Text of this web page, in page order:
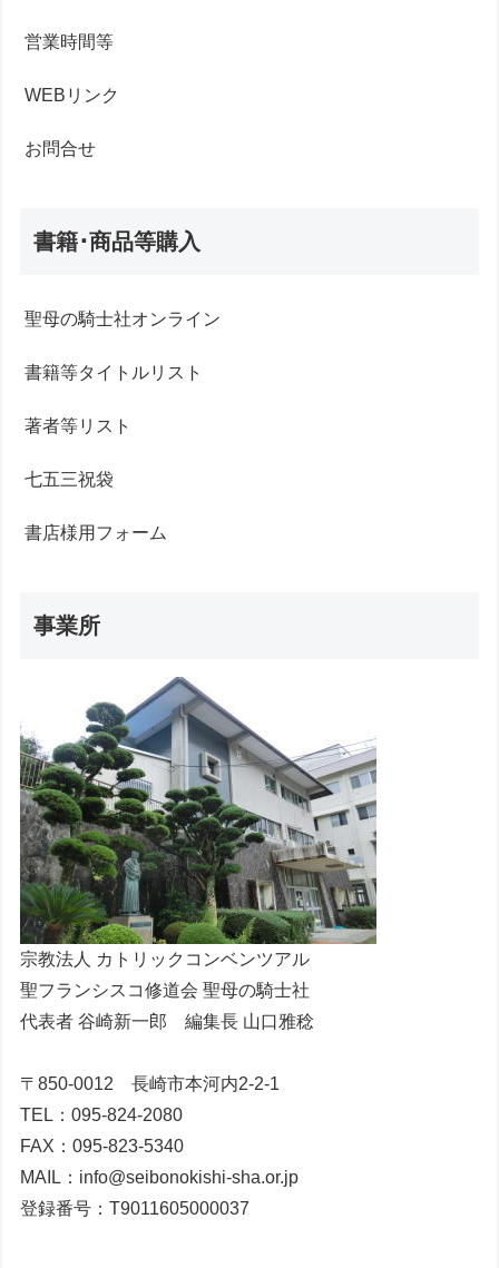
営業時間等
WEBリンク
お問合せ
書籍･商品等購入
聖母の騎士社オンライン
書籍等タイトルリスト
著者等リスト
七五三祝袋
書店様用フォーム
事業所
宗教法人 カトリックコンベンツアル
聖フランシスコ修道会 聖母の騎士社
代表者 谷崎新一郎 編集長 山口雅稔
〒850-0012 長崎市本河内2-2-1
TEL：095-824-2080
FAX：095-823-5340
MAIL：info@seibonokishi-sha.or.jp
登録番号：T9011605000037